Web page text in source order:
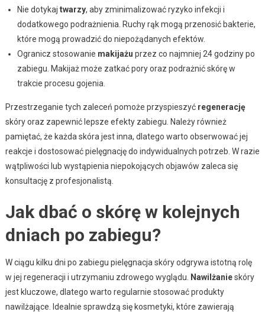
Nie dotykaj twarzy, aby zminimalizować ryzyko infekcji i
dodatkowego podrażnienia. Ruchy rąk mogą przenosić bakterie,
które mogą prowadzić do niepożądanych efektów.
Ogranicz stosowanie makijażu przez co najmniej 24 godziny po
zabiegu. Makijaż może zatkać pory oraz podrażnić skórę w
trakcie procesu gojenia.
Przestrzeganie tych zaleceń pomoże przyspieszyć regenerację
skóry oraz zapewnić lepsze efekty zabiegu. Należy również
pamiętać, że każda skóra jest inna, dlatego warto obserwować jej
reakcje i dostosować pielęgnację do indywidualnych potrzeb. W razie
wątpliwości lub wystąpienia niepokojących objawów zaleca się
konsultację z profesjonalistą.
Jak dbać o skórę w kolejnych
dniach po zabiegu?
W ciągu kilku dni po zabiegu pielęgnacja skóry odgrywa istotną rolę
w jej regeneracji i utrzymaniu zdrowego wyglądu.
Nawilżanieskóry
jest kluczowe, dlatego warto regularnie stosować produkty
nawilżające. Idealnie sprawdzą się kosmetyki, które zawierają